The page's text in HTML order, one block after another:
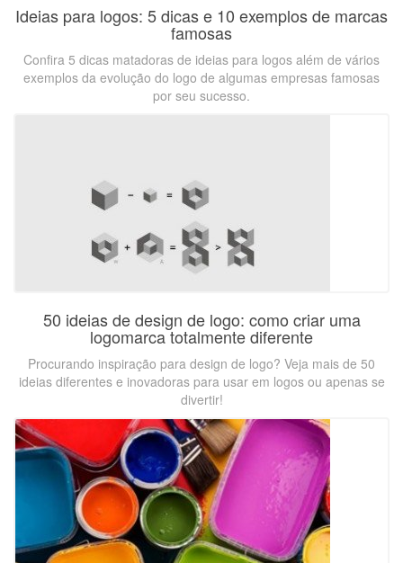
Ideias para logos: 5 dicas e 10 exemplos de marcas
famosas
Confira 5 dicas matadoras de ideias para logos além de vários
exemplos da evolução do logo de algumas empresas famosas
por seu sucesso.
50 ideias de design de logo: como criar uma
logomarca totalmente diferente
Procurando inspiração para design de logo? Veja mais de 50
ideias diferentes e inovadoras para usar em logos ou apenas se
divertir!